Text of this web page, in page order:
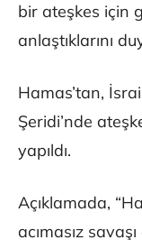
bir ateşkes için
anlaştıklarını
Hamas’tan,
Şeridi’nde
yapıldı.
Açıklamada,
acımasız